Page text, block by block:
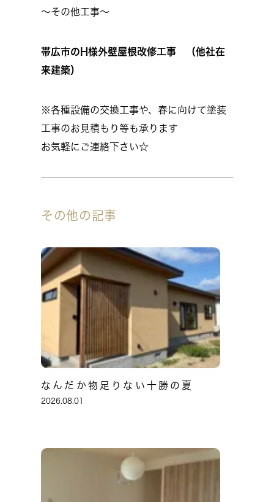
～その他工事～
帯広市のH様外壁屋根改修工事 （他社在
来建築）
※各種設備の交換工事や、春に向けて塗装
工事のお見積もり等も承ります
お気軽にご連絡下さい☆
その他の記事
なんだか物足りない十勝の夏
2026.08.01